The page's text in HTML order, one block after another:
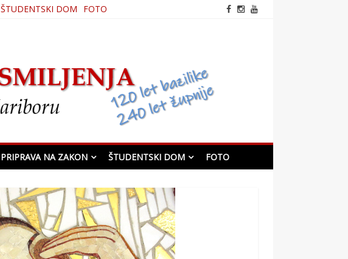
ŠTUDENTSKI DOM FOTO
PRIPRAVA NA ZAKON ŠTUDENTSKI DOM FOTO